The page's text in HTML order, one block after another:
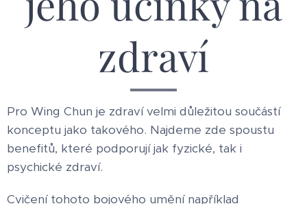
zdraví
Pro Wing Chun je zdraví velmi důležitou součástí
konceptu jako takového. Najdeme zde spoustu
benefitů, které podporují jak fyzické, tak i
psychické zdraví.
Cvičení tohoto bojového umění například